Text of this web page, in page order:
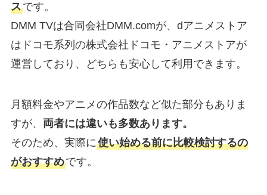
スです。
DMM TVは合同会社DMM.comが、dアニメストア
はドコモ系列の株式会社ドコモ・アニメストアが
運営しており、どちらも安心して利用できます。
月額料金やアニメの作品数など似た部分もありま
すが、 両者には違いも多数あります。
そのため、実際に使い始める前に比較検討するの
がおすすめです。